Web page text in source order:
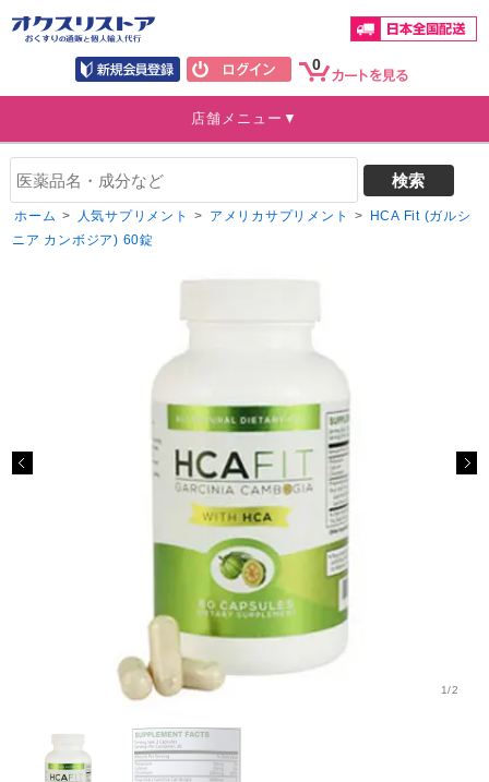
0
店舗メニュー▼
ホーム > 人気サプリメント > アメリカサプリメント >
HCA Fit (ガルシ
ニア カンボジア) 60錠
1/2